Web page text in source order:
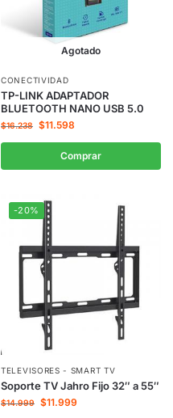
Agotado
CONECTIVIDAD
TP-LINK ADAPTADOR
BLUETOOTH NANO USB 5.0
$16.238 $11.598
Comprar
-20%
TELEVISORES - SMART TV
Soporte TV Jahro Fijo 32″ a 55″
$14.999 $11.999